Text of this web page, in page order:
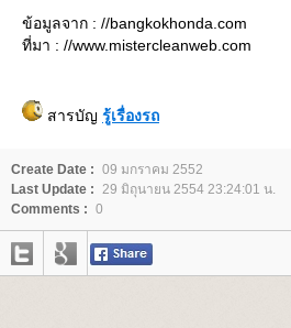
ข้อมูลจาก : //bangkokhonda.com
ที่มา : //www.mistercleanweb.com
สารบัญ รู้เรื่องรถ
Create Date : 09 มกราคม 2552
Last Update : 29 มิถุนายน 2554 23:24:01 น.
Comments : 0